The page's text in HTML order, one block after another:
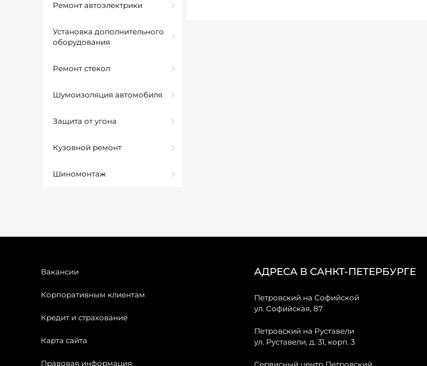
Ремонт автоэлектрики
Установка дополнительного
оборудования
Ремонт стекол
Шумоизоляция автомобиля
Защита от угона
Кузовной ремонт
Шиномонтаж
Вакансии
Корпоративным клиентам
Кредит и страхование
Карта сайта
Правовая информация
АДРЕСА В САНКТ-ПЕТЕРБУРГЕ
Петровский на Софийской
ул. Софийская, 87
Петровский на Руставели
ул. Руставели, д. 31, корп. 3